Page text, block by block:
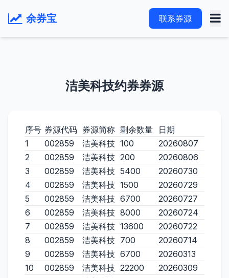
余券宝 联系券源
洁美科技约券券源
序号 券源代码 券源简称 剩余数量
日期
1
002859 洁美科技 100
20260807
2
002859 洁美科技 200
20260806
3
002859 洁美科技 5400
20260730
4
002859 洁美科技 1500
20260729
5
002859 洁美科技 6700
20260727
6
002859 洁美科技 8000
20260724
7
002859 洁美科技 13600
20260722
8
002859 洁美科技 700
20260714
9
002859 洁美科技 6700
20260313
10
002859 洁美科技 22200
20260309